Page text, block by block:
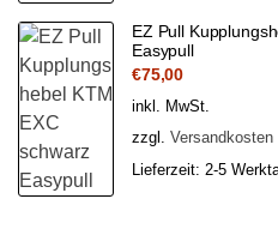
EZ Pull
Easypull
€75,00
inkl. MwSt.
zzgl. Versandkosten
Lieferzeit: 2-5